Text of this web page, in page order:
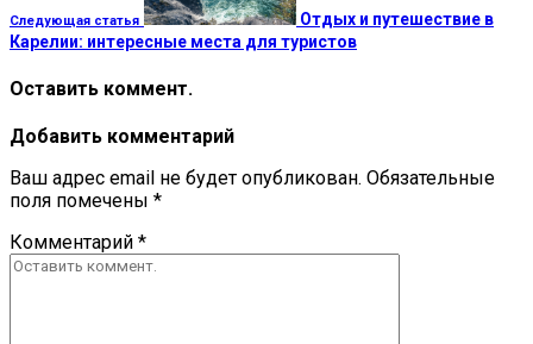
Следующая статья
Отдых и путешествие в
Карелии: интересные места для туристов
Оставить коммент.
Добавить комментарий
Ваш адрес email не будет опубликован. Обязательные
поля помечены *
Комментарий *